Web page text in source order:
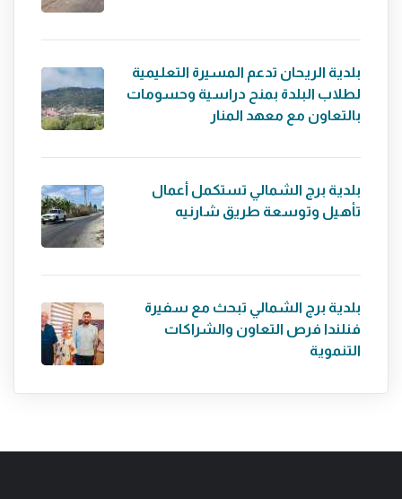
بلدية الريحان تدعم المسيرة التعليمية
لطلاب البلدة بمنح دراسية وحسومات
بالتعاون مع معهد المنار
بلدية برج الشمالي تستكمل أعمال
تأهيل وتوسعة طريق شارنيه
بلدية برج الشمالي تبحث مع سفيرة
فنلندا فرص التعاون والشراكات
التنموية